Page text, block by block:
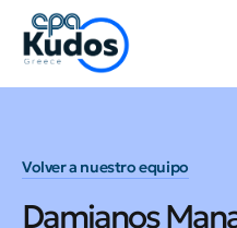
Volver a nuestro equipo
Damianos